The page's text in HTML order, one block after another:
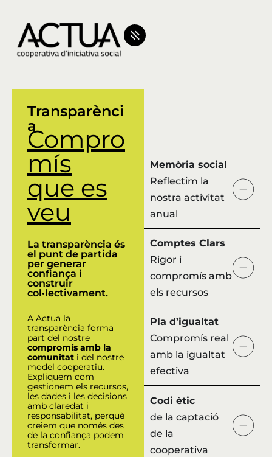
Transparènci
a
Compro
mís
que es
veu
La transparència és
el punt de partida
per generar
confiança i
construir
col·lectivament.
A Actua la
transparència forma
part del nostre
compromís amb la
comunitat i del nostre
model cooperatiu.
Expliquem com
gestionem els recursos,
les dades i les decisions
amb claredat i
responsabilitat, perquè
creiem que només des
de la confiança podem
transformar.
Memòria social
Reflectim la
nostra activitat
anual
Comptes Clars
Rigor i
compromís amb
els recursos
Pla d’igualtat
Compromís real
amb la igualtat
efectiva
Codi ètic
de la captació
de la
cooperativa